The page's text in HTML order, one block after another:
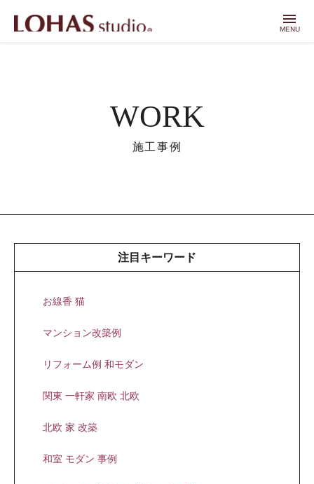
menu
MENU
WORK
施工事例
注目キーワード
お線香 猫
マンション改築例
リフォーム例 和モダン
関東 一軒家 南欧 北欧
北欧 家 改築
和室 モダン 事例